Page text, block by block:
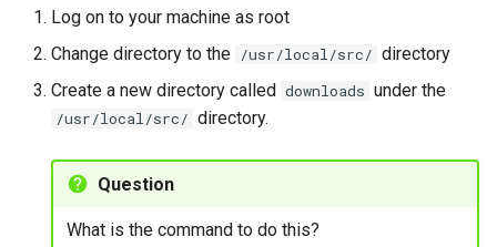
Log on to your machine as root
Change directory to the /usr/local/src/ directory
Create a new directory called downloads under the
/usr/local/src/ directory.
Question
What is the command to do this?